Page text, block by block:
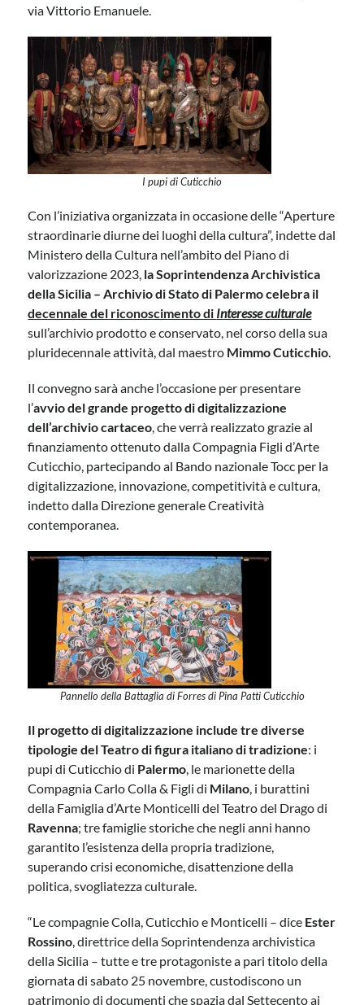
via Vittorio Emanuele.
I pupi di Cuticchio
Con l’iniziativa organizzata in occasione delle “Aperture
straordinarie diurne dei luoghi della cultura”, indette dal
Ministero della Cultura nell’ambito del Piano di
valorizzazione 2023, la Soprintendenza Archivistica
della Sicilia – Archivio di Stato di Palermo celebra il
decennale del riconoscimento di Interesse culturale
sull’archivio prodotto e conservato, nel corso della sua
pluridecennale attività, dal maestro Mimmo Cuticchio.
Il convegno sarà anche l’occasione per presentare
l’avvio del grande progetto di digitalizzazione
dell’archivio cartaceo, che verrà realizzato grazie al
finanziamento ottenuto dalla Compagnia Figli d’Arte
Cuticchio, partecipando al Bando nazionale Tocc per la
digitalizzazione, innovazione, competitività e cultura,
indetto dalla Direzione generale Creatività
contemporanea.
Pannello della Battaglia di Forres di Pina Patti Cuticchio
Il progetto di digitalizzazione include tre diverse
tipologie del Teatro di figura italiano di tradizione: i
pupi di Cuticchio di Palermo, le marionette della
Compagnia Carlo Colla & Figli di Milano, i burattini
della Famiglia d’Arte Monticelli del Teatro del Drago di
Ravenna; tre famiglie storiche che negli anni hanno
garantito l’esistenza della propria tradizione,
superando crisi economiche, disattenzione della
politica, svogliatezza culturale.
“Le compagnie Colla, Cuticchio e Monticelli – dice Ester
Rossino, direttrice della Soprintendenza archivistica
della Sicilia – tutte e tre protagoniste a pari titolo della
giornata di sabato 25 novembre, custodiscono un
patrimonio di documenti che spazia dal Settecento ai